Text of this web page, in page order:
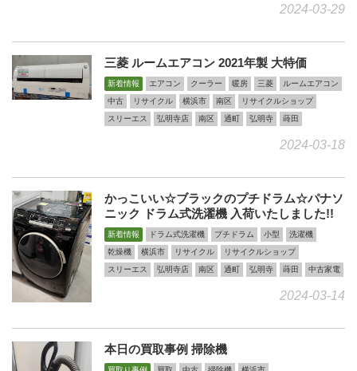
2024-03-29
三菱 ルームエアコン 2021年製 大特価
新着情報 エアコン クーラー 暖房 三菱
ルームエアコン
中古
リサイクル 横浜市 南区
リサイクルショップ
スリーエス
弘明寺店 南区 通町 弘明寺 蒔田
2024-03-18
かっこいい☆ブラックのプチドラム☆パナソ
ニック ドラム式洗濯機 入荷いたしました!!
新着情報 ドラム式洗濯機 プチドラム 小型
洗濯機
乾燥機
横浜市 リサイクル
リサイクルショップ
スリーエス
弘明寺店 南区 通町 弘明寺 蒔田 中古家電
2024-03-14
本日の買取事例 掃除機